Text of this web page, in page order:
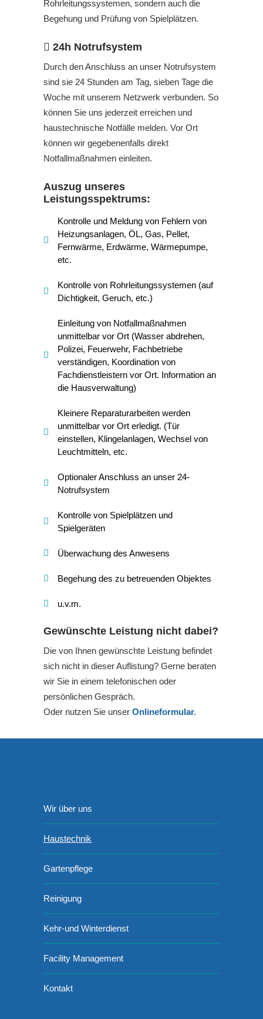
Rohrleitungssystemen, sondern auch die
Begehung und Prüfung von Spielplätzen.
24h Notrufsystem
Durch den Anschluss an unser Notrufsystem
sind sie 24 Stunden am Tag, sieben Tage die
Woche mit unserem Netzwerk verbunden. So
können Sie uns jederzeit erreichen und
haustechnische Notfälle melden. Vor Ort
können wir gegebenenfalls direkt
Notfallmaßnahmen einleiten.
Auszug unseres
Leistungsspektrums:
Kontrolle und Meldung von Fehlern von
Heizungsanlagen, ÖL, Gas, Pellet,
Fernwärme, Erdwärme, Wärmepumpe,
etc.
Kontrolle von Rohrleitungssystemen (auf
Dichtigkeit, Geruch, etc.)
Einleitung von Notfallmaßnahmen
unmittelbar vor Ort (Wasser abdrehen,
Polizei, Feuerwehr, Fachbetriebe
verständigen, Koordination von
Fachdienstleistern vor Ort. Information an
die Hausverwaltung)
Kleinere Reparaturarbeiten werden
unmittelbar vor Ort erledigt. (Tür
einstellen, Klingelanlagen, Wechsel von
Leuchtmitteln, etc.
Optionaler Anschluss an unser 24-
Notrufsystem
Kontrolle von Spielplätzen und
Spielgeräten
Überwachung des Anwesens
Begehung des zu betreuenden Objektes
u.v.m.
Gewünschte Leistung nicht dabei?
Die von Ihnen gewünschte Leistung befindet
sich nicht in dieser Auflistung? Gerne beraten
wir Sie in einem telefonischen oder
persönlichen Gespräch.
Oder nutzen Sie unser Onlineformular.
Wir über uns
Haustechnik
Gartenpflege
Reinigung
Kehr-und Winterdienst
Facility Management
Kontakt